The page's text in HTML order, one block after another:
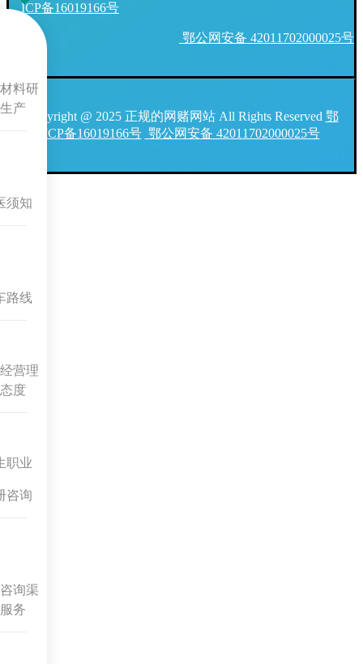
ICP备16019166号
鄂公网安备 42011702000025号
Copyright @ 2025 正规的网赌网站 All Rights Reserved 鄂
ICP备16019166号 鄂公网安备 42011702000025号
料研
产
须知
路线
营理
度
职业
咨询
询渠
务